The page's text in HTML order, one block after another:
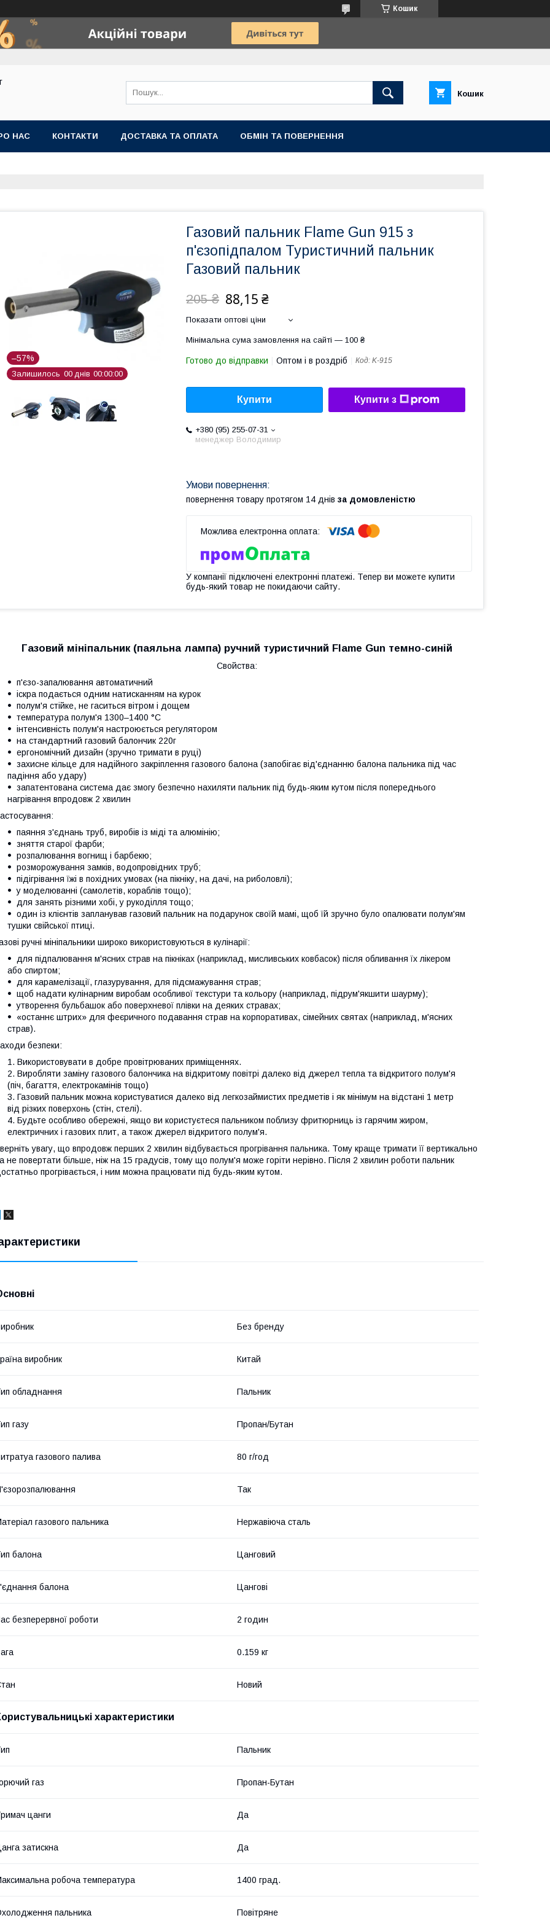
Кошик
Кошик
НАС КОНТАКТИ ДОСТАВКА ТА ОПЛАТА ОБМІН ТА ПОВЕРНЕННЯ
–57%
Залишилось 00 днів 00 00 00
Газовий пальник Flame Gun 915 з
п'єзопідпалом Туристичний пальник
Газовий пальник
205 ₴ 88,15 ₴
Показати оптові ціни
Мінімальна сума замовлення на сайті — 100 ₴
Готово до відправки Оптом і в роздріб Код: K-915
Купити Купити з
+380 (95) 255-07-31
менеджер Володимир
повернення товару протягом 14 днів за домовленістю
У компанії підключені електронні платежі. Тепер ви можете купити
будь-який товар не покидаючи сайту.
Газовий мініпальник (паяльна лампа) ручний туристичний Flame Gun темно-синій
Свойства:
п'єзо-запалювання автоматичний
іскра подається одним натисканням на курок
полум'я стійке, не гаситься вітром і дощем
температура полум'я 1300–1400 °C
інтенсивність полум'я настроюється регулятором
на стандартний газовий балончик 220г
ергономічний дизайн (зручно тримати в руці)
захисне кільце для надійного закріплення газового балона (запобігає від'єднанню балона пальника під час
падіння або удару)
запатентована система дає змогу безпечно нахиляти пальник під будь-яким кутом після попереднього
нагрівання впродовж 2 хвилин
паяння з'єднань труб, виробів із міді та алюмінію;
зняття старої фарби;
розпалювання вогнищ і барбекю;
розморожування замків, водопровідних труб;
підігрівання їжі в похідних умовах (на пікніку, на дачі, на риболовлі);
у моделюванні (самолетів, кораблів тощо);
для занять різними хобі, у рукоділля тощо;
один із клієнтів запланував газовий пальник на подарунок своїй мамі, щоб їй зручно було опалювати полум'ям
тушки свійської птиці.
ручні мініпальники широко використовуються в кулінарії:
для підпалювання м'ясних страв на пікніках (наприклад, мисливських ковбасок) після обливання їх лікером
або спиртом;
для карамелізації, глазурування, для підсмажування страв;
щоб надати кулінарним виробам особливої текстури та кольору (наприклад, підрум'якшити шаурму);
утворення бульбашок або поверхневої плівки на деяких стравах;
«останнє штрих» для феєричного подавання страв на корпоративах, сімейних святах (наприклад, м'ясних
страв).
безпеки:
Використовувати в добре провітрюваних приміщеннях.
Виробляти заміну газового балончика на відкритому повітрі далеко від джерел тепла та відкритого полум'я
(піч, багаття, електрокамінів тощо)
Газовий пальник можна користуватися далеко від легкозаймистих предметів і як мінімум на відстані 1 метр
від різких поверхонь (стін, стелі).
Будьте особливо обережні, якщо ви користуєтеся пальником поблизу фритюрниць із гарячим жиром,
електричних і газових плит, а також джерел відкритого полум'я.
увагу, що впродовж перших 2 хвилин відбувається прогрівання пальника. Тому краще тримати її вертикально
не повертати більше, ніж на 15 градусів, тому що полум'я може горіти нерівно. Після 2 хвилин роботи пальник
прогрівається, і ним можна працювати під будь-яким кутом.
Без бренду
виробник Китай
обладнання Пальник
газу Пропан/Бутан
газового палива 80 г/год
Так
газового пальника Нержавіюча сталь
балона Цанговий
балона Цангові
безперервної роботи 2 годин
0.159 кг
Новий
характеристики
Пальник
газ Пропан-Бутан
цанги Да
затискна Да
робоча температура 1400 град.
пальника Повітряне